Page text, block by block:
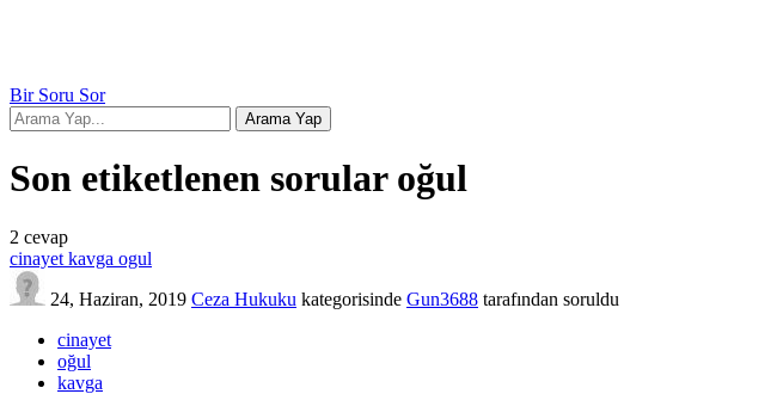
Bir Soru Sor
Son etiketlenen sorular oğul
2 cevap
cinayet kavga ogul
24, Haziran, 2019 Ceza Hukuku kategorisinde Gun3688 tarafından soruldu
cinayet
oğul
kavga